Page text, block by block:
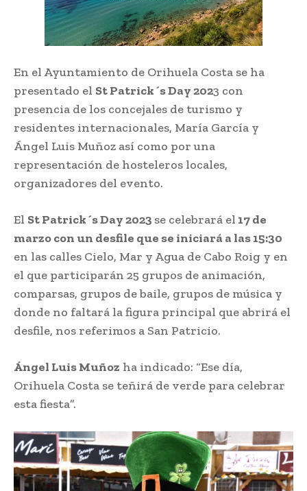
En el Ayuntamiento de Orihuela Costa se ha
presentado el St Patrick´s Day 2023 con
presencia de los concejales de turismo y
residentes internacionales, María García y
Ángel Luis Muñoz así como por una
representación de hosteleros locales,
organizadores del evento.
El St Patrick´s Day 2023 se celebrará el 17 de
marzo con un desfile que se iniciará a las 15:30
en las calles Cielo, Mar y Agua de Cabo Roig y en
el que participarán 25 grupos de animación,
comparsas, grupos de baile, grupos de música y
donde no faltará la figura principal que abrirá el
desfile, nos referimos a San Patricio.
Ángel Luis Muñoz ha indicado: “Ese día,
Orihuela Costa se teñirá de verde para celebrar
esta fiesta”.